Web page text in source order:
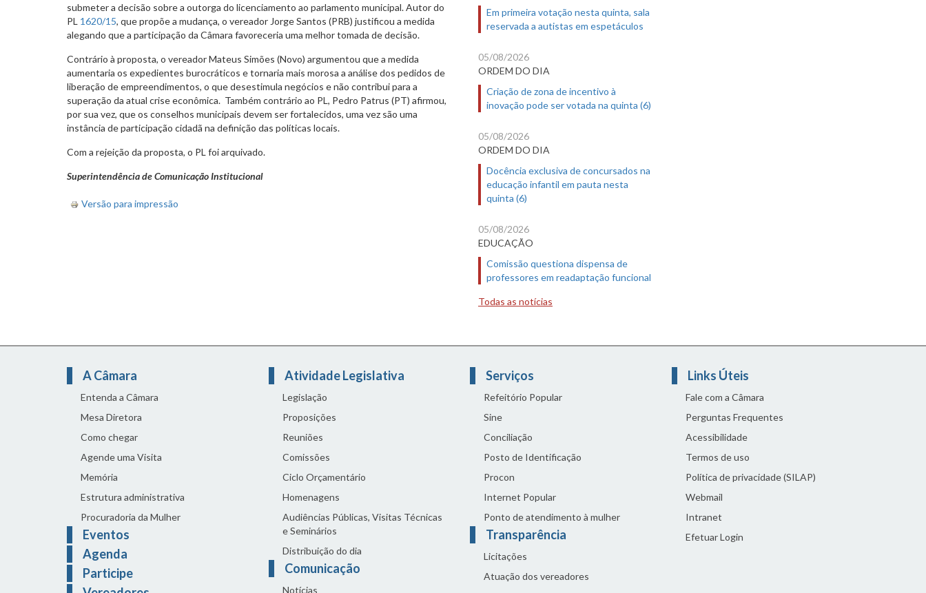
submeter a decisão sobre a outorga do licenciamento ao parlamento municipal. Autor do
PL 1620/15, que propõe a mudança, o vereador Jorge Santos (PRB) justificou a medida
alegando que a participação da Câmara favoreceria uma melhor tomada de decisão.
Contrário à proposta, o vereador Mateus Simões (Novo) argumentou que a medida
aumentaria os expedientes burocráticos e tornaria mais morosa a análise dos pedidos de
liberação de empreendimentos, o que desestimula negócios e não contribui para a
superação da atual crise econômica. Também contrário ao PL, Pedro Patrus (PT) afirmou,
por sua vez, que os conselhos municipais devem ser fortalecidos, uma vez são uma
instância de participação cidadã na definição das políticas locais.
Com a rejeição da proposta, o PL foi arquivado.
Superintendência de Comunicação Institucional
Versão para impressão
Em primeira votação nesta quinta, sala
reservada a autistas em espetáculos
05/08/2026
ORDEM DO DIA
Criação de zona de incentivo à
inovação pode ser votada na quinta (6)
05/08/2026
ORDEM DO DIA
Docência exclusiva de concursados na
educação infantil em pauta nesta
quinta (6)
05/08/2026
EDUCAÇÃO
Comissão questiona dispensa de
professores em readaptação funcional
Todas as notícias
A Câmara
Entenda a Câmara
Mesa Diretora
Como chegar
Agende uma Visita
Memória
Estrutura administrativa
Procuradoria da Mulher
Eventos
Agenda
Participe
Atividade Legislativa
Legislação
Proposições
Reuniões
Comissões
Ciclo Orçamentário
Homenagens
Audiências Públicas, Visitas Técnicas
e Seminários
Distribuição do dia
Comunicação
Notícias
Serviços
Refeitório Popular
Sine
Conciliação
Posto de Identificação
Procon
Internet Popular
Ponto de atendimento à mulher
Transparência
Licitações
Atuação dos vereadores
Links Úteis
Fale com a Câmara
Perguntas Frequentes
Acessibilidade
Termos de uso
Política de privacidade (SILAP)
Webmail
Intranet
Efetuar Login